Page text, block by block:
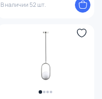
В наличии 52 шт.